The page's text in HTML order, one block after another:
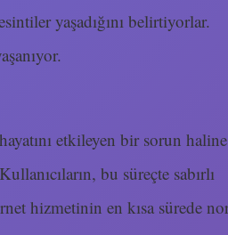
yaşadığını belirtiyorlar.
etkileyen bir sorun
bu süreçte sabırlı
hizmetinin en kısa sürede